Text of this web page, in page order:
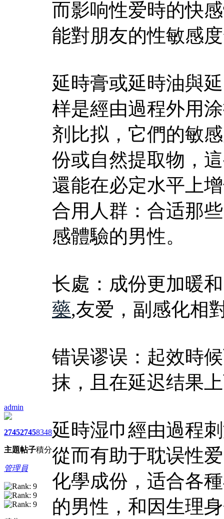
admin
2745
主題
2745
帖子
8348
積分
管理員
而影响性爱時的快
能對朋友的性敏感
延時膏或延時油與
样是經由過程外用
剂比拟，它們的敏
份或自然提取物，
還能在必定水平上
合用人群：合适那
感體驗的男性。
长處：成份更加暖
藥,友爱，副感化相
错误谬误：起效時
抹，且在延迟结果
延時湿巾經由過程
從而有助于耽误性
化學成份，适合各
的男性，和因生理